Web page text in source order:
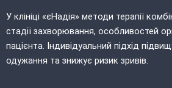
У клініці «єНадія» методи терапії
стадії захворювання, особливостей
пацієнта. Індивідуальний підхід
одужання та знижує ризик зривів.